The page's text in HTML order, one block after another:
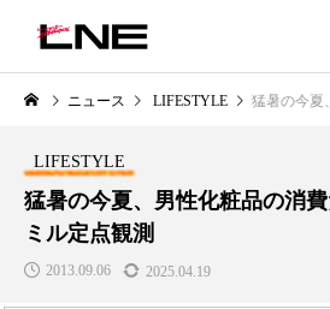
グローバルビューティ＆ヘルスケアビジネス誌
LIFESTYLE
ニュース LIFESTYLE 猛暑の今夏、男性
LIFESTYLE
猛暑の今夏、男性化粧品の消
ミル定点観測
2013.09.06 2025.04.19